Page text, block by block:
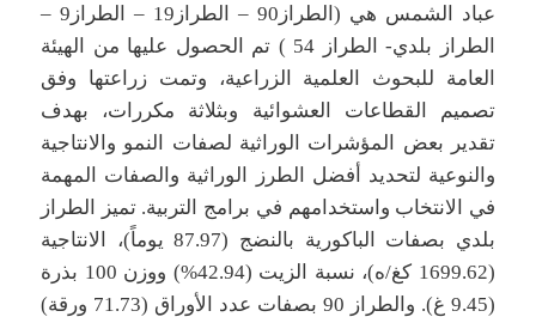
عباد الشمس هي (الطراز90 – الطراز19 – الطراز9 –
الطراز بلدي- الطراز 54 ) تم الحصول عليها من الهيئة
العامة للبحوث العلمية الزراعية، وتمت زراعتها وفق
تصميم القطاعات العشوائية وبثلاثة مكررات، بهدف
تقدير بعض المؤشرات الوراثية لصفات النمو والانتاجية
والنوعية لتحديد أفضل الطرز الوراثية والصفات المهمة
في الانتخاب واستخدامهم في برامج التربية. تميز الطراز
بلدي بصفات الباكورية بالنضج (87.97 يوماً)، الانتاجية
(1699.62 كغ/ه)، نسبة الزيت (42.94%) ووزن 100 بذرة
(9.45 غ). والطراز 90 بصفات عدد الأوراق (71.73 ورقة)